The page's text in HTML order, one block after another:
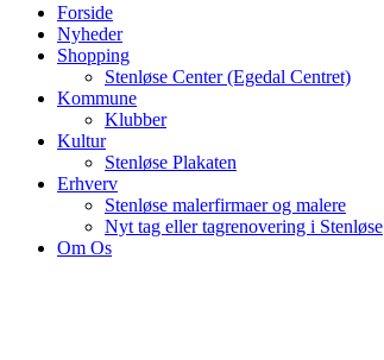
Forside
Nyheder
Shopping
Stenløse Center (Egedal Centret)
Kommune
Klubber
Kultur
Stenløse Plakaten
Erhverv
Stenløse malerfirmaer og malere
Nyt tag eller tagrenovering i Stenløse
Om Os